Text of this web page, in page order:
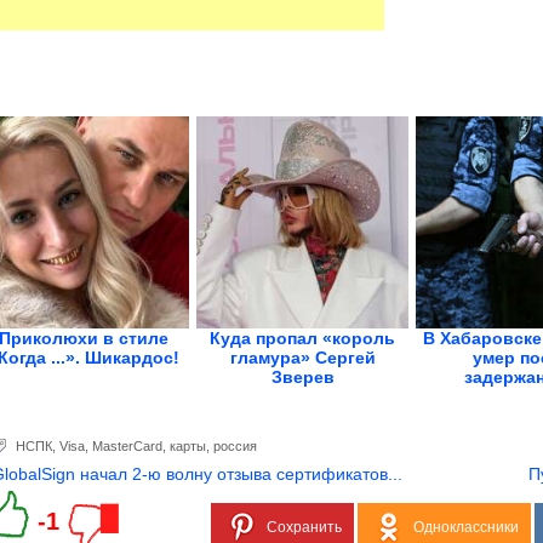
в стиле
...». Шикардос!
Куда пропал «король
гламура» Сергей
Зверев
В
умер
НСПК Visa MasterCard карты россия
начал 2-ю волну отзыва сертификатов...
-1 Сохранить Одноклассники